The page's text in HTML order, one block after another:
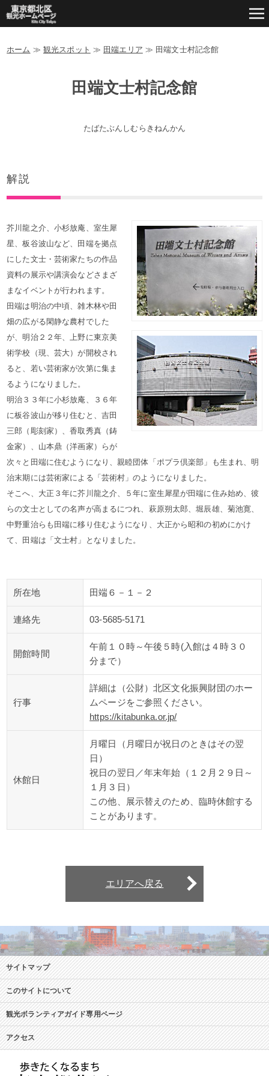
ホーム ≫ 観光スポット ≫ 田端エリア ≫ 田端文士村記念館
田端文士村記念館
たばたぶんしむらきねんかん
解説
芥川龍之介、小杉放庵、室生犀
星、板谷波山など、田端を拠点
にした文士・芸術家たちの作品
資料の展示や講演会などさまざ
まなイベントが行われます。
田端は明治の中頃、雑木林や田
畑の広がる閑静な農村でした
が、明治２２年、上野に東京美
術学校（現、芸大）が開校され
ると、若い芸術家が次第に集ま
るようになりました。
明治３３年に小杉放庵、３６年
に板谷波山が移り住むと、吉田
三郎（彫刻家）、香取秀真（鋳
金家）、山本鼎（洋画家）らが
次々と田端に住むようになり、親睦団体「ポプラ倶楽部」も生まれ、明
治末期には芸術家による「芸術村」のようになりました。
そこへ、大正３年に芥川龍之介、５年に室生犀星が田端に住み始め、彼
らの文士としての名声が高まるにつれ、萩原朔太郎、堀辰雄、菊池寛、
中野重治らも田端に移り住むようになり、大正から昭和の初めにかけ
て、田端は「文士村」となりました。
所在地 田端６－１－２
連絡先 03-5685-5171
開館時間
午前１０時～午後５時(入館は４時３０
分まで）
行事
詳細は（公財）北区文化振興財団のホー
ムページをご参照ください。
https://kitabunka.or.jp/
休館日
月曜日（月曜日が祝日のときはその翌
日）
祝日の翌日／年末年始（１２月２９日～
１月３日）
この他、展示替えのため、臨時休館する
ことがあります。
エリアへ戻る
サイトマップ
このサイトについて
観光ボランティアガイド専用ページ
アクセス